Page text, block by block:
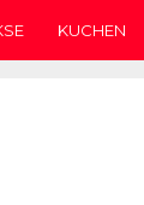
KUCHEN